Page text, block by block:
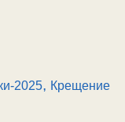
2025, Крещение